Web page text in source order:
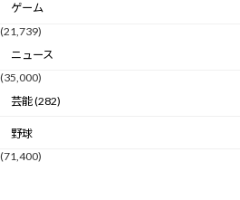
ゲーム
(21,739)
ニュース
(35,000)
芸能 (282)
野球
(71,400)